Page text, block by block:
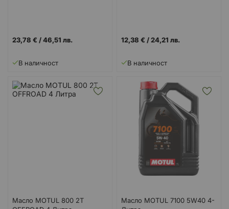
23,78 € /46,51 лв.
В наличност
12,38 € /24,21 лв.
В наличност
Масло MOTUL 800 2T
Масло MOTUL 7100 5W40 4-